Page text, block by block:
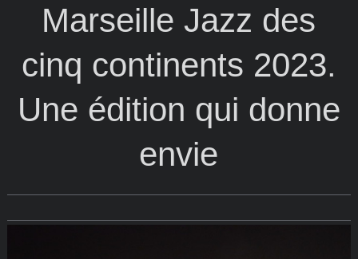
Marseille Jazz des
cinq continents 2023.
Une édition qui donne
envie